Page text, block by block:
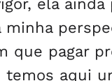
ela
minha
que pagar
aqui